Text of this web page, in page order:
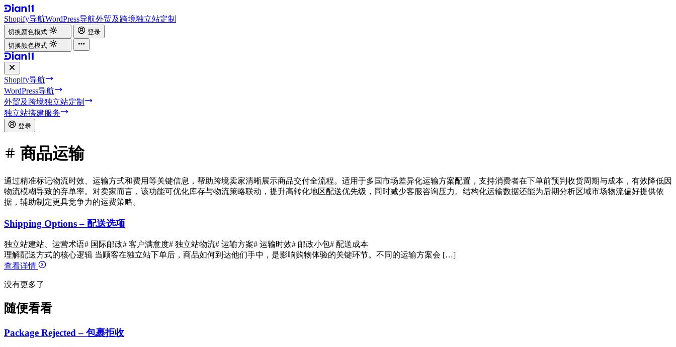
Shopify导航WordPress导航外贸及跨境独立站定制
切换颜色模式
登录
切换颜色模式
Shopify导航
WordPress导航
外贸及跨境独立站定制
独立站搭建服务
登录
商品运输
通过精准标记物流时效、运输方式和费用等关键信息，帮助跨境卖家清晰展示商品交付全流程。适用于多国市场差异化运输方案配置，支持消费者在下单前预判收货周期与成本，有效降低因
物流模糊导致的弃单率。对卖家而言，该功能可优化库存与物流策略联动，提升高转化地区配送优先级，同时减少客服咨询压力。结构化运输数据还能为后期分析区域市场物流偏好提供依
据，辅助制定更具竞争力的运费策略。
Shipping Options – 配送选项
独立站建站、运营术语# 国际邮政# 客户满意度# 独立站物流# 运输方案# 运输时效# 邮政小包# 配送成本
理解配送方式的核心逻辑 当顾客在独立站下单后，商品如何到达他们手中，是影响购物体验的关键环节。不同的运输方案会 […]
查看详情
没有更多了
随便看看
Package Rejected – 包裹拒收